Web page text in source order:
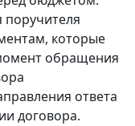
поручителя
которые
обращения
ответа
договора.